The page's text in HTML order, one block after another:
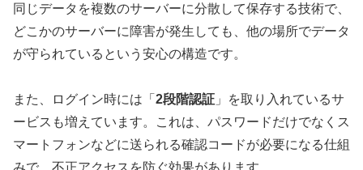
同じデータを複数のサーバーに分散して保存する技術で、
どこかのサーバーに障害が発生しても、他の場所でデータ
が守られているという安心の構造です。
また、ログイン時には「 2段階認証 」を取り入れているサ
ービスも増えています。これは、パスワードだけでなくス
マートフォンなどに送られる確認コードが必要になる仕組